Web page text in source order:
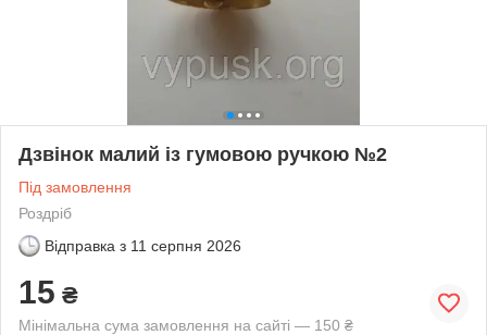
Дзвінок малий із гумовою ручкою №2
Під замовлення
Роздріб
Відправка з 11 серпня 2026
15 ₴
Мінімальна сума замовлення на сайті — 150 ₴